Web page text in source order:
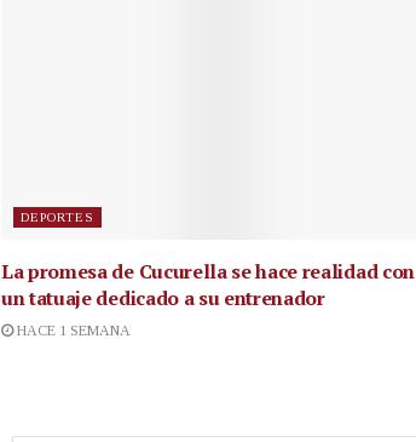
DEPORTES
La promesa de Cucurella se hace realidad con
un tatuaje dedicado a su entrenador
HACE 1 SEMANA